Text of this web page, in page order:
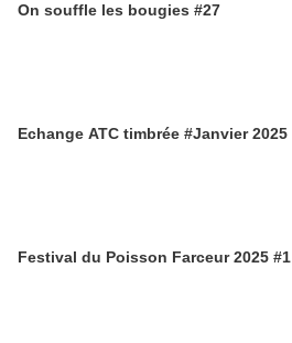
On souffle les bougies #27
Echange ATC timbrée #Janvier 2025
Festival du Poisson Farceur 2025 #1